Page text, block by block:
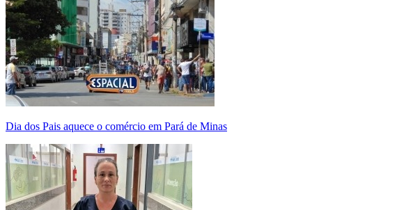
Dia dos Pais aquece o comércio em Pará de Minas